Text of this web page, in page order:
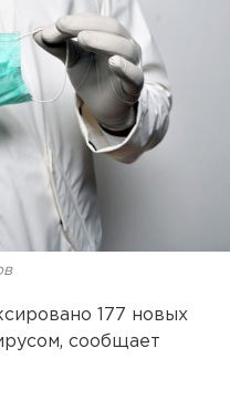
177 новых
сообщает